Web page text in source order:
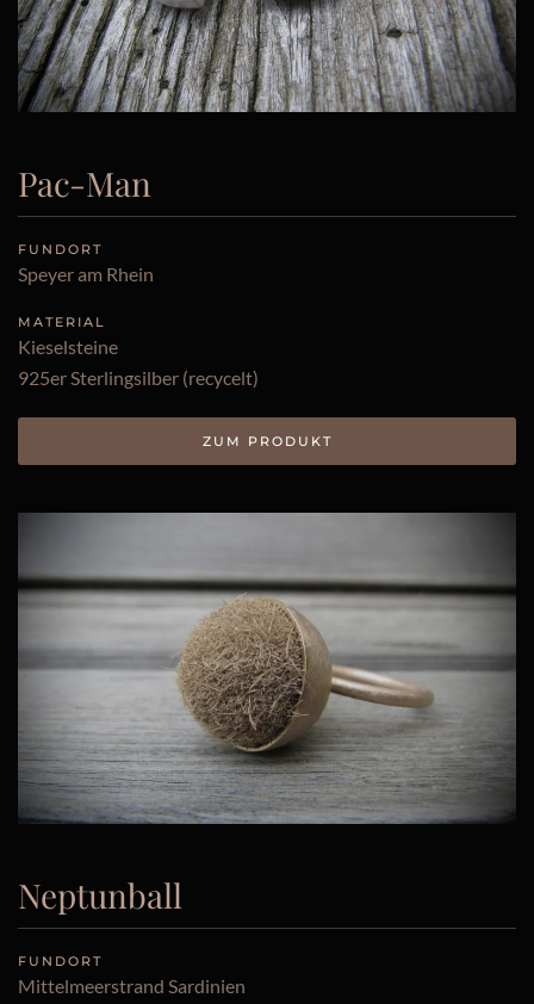
Pac-Man
FUNDORT
Speyer am Rhein
MATERIAL
Kieselsteine
925er Sterlingsilber (recycelt)
ZUM PRODUKT
Neptunball
FUNDORT
Mittelmeerstrand Sardinien